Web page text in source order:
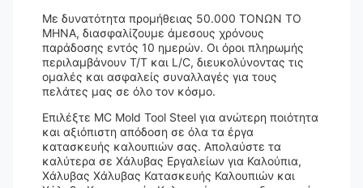
Με δυνατότητα προμήθειας 50.000 ΤΟΝΩΝ ΤΟ
ΜΗΝΑ, διασφαλίζουμε άμεσους χρόνους
παράδοσης εντός 10 ημερών. Οι όροι πληρωμής
περιλαμβάνουν T/T και L/C, διευκολύνοντας τις
ομαλές και ασφαλείς συναλλαγές για τους
πελάτες μας σε όλο τον κόσμο.
Επιλέξτε MC Mold Tool Steel για ανώτερη ποιότητα
και αξιόπιστη απόδοση σε όλα τα έργα
κατασκευής καλουπιών σας. Απολαύστε τα
καλύτερα σε Χάλυβας Εργαλείων για Καλούπια,
Χάλυβας Χάλυβας Κατασκευής Καλουπιών και